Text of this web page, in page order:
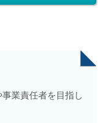
業責任者を目指し